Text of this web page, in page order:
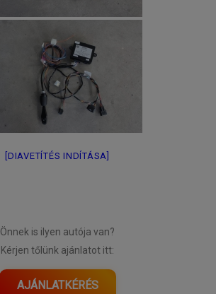
[DIAVETÍTÉS INDÍTÁSA]
Önnek is ilyen autója van?
Kérjen tőlünk ajánlatot itt:
AJÁNLATKÉRÉS